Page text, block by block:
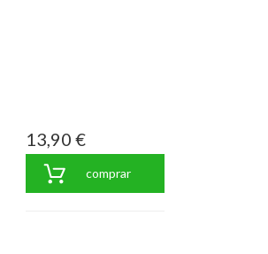
13,90 €
comprar